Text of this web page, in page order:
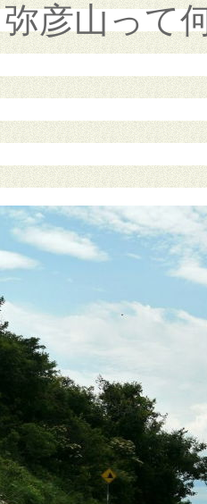
弥彦山って